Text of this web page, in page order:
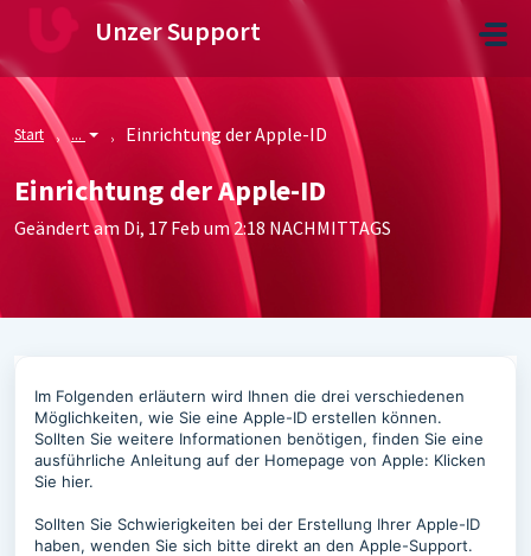
Zum hauptsächlichen Inhalt gehen
Unzer Support
Start ... Einrichtung der Apple-ID
Einrichtung der Apple-ID
Geändert am Di, 17 Feb um 2:18 NACHMITTAGS
Im Folgenden erläutern wird Ihnen die drei verschiedenen
Möglichkeiten, wie Sie eine Apple-ID erstellen können.
Sollten Sie weitere Informationen benötigen, finden Sie eine
ausführliche Anleitung auf der Homepage von Apple: Klicken
Sie hier.
Sollten Sie Schwierigkeiten bei der Erstellung Ihrer Apple-ID
haben, wenden Sie sich bitte direkt an den Apple-Support.